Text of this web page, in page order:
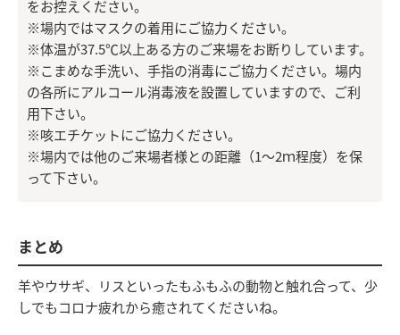
をお控えください。
※場内ではマスクの着用にご協力ください。
※体温が37.5℃以上ある方のご来場をお断りしています。
※こまめな手洗い、手指の消毒にご協力ください。場内
の各所にアルコール消毒液を設置していますので、ご利
用下さい。
※咳エチケットにご協力ください。
※場内では他のご来場者様との距離（1～2ｍ程度）を保
って下さい。
まとめ
羊やウサギ、リスといったもふもふの動物と触れ合って、少
しでもコロナ疲れから癒されてくださいね。